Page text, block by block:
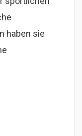
haben sie